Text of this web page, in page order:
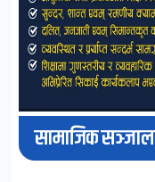
सामाजिक सञ्जाल